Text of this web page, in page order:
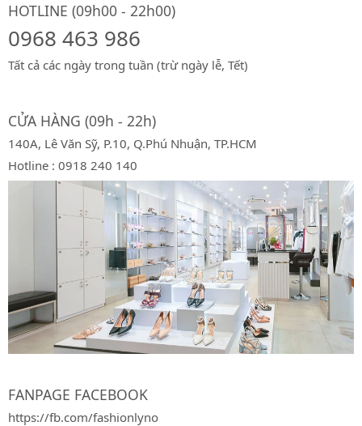
HOTLINE (09h00 - 22h00)
0968 463 986
Tất cả các ngày trong tuần (trừ ngày lễ, Tết)
CỬA HÀNG (09h - 22h)
140A, Lê Văn Sỹ, P.10, Q.Phú Nhuận, TP.HCM
Hotline : 0918 240 140
FANPAGE FACEBOOK
https://fb.com/fashionlyno